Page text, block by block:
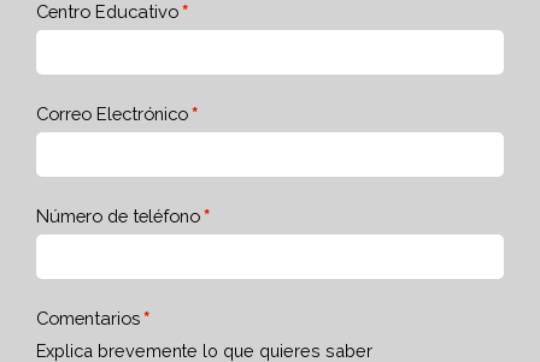
Centro Educativo
Correo Electrónico
Número de teléfono
Comentarios
Explica brevemente lo que quieres saber